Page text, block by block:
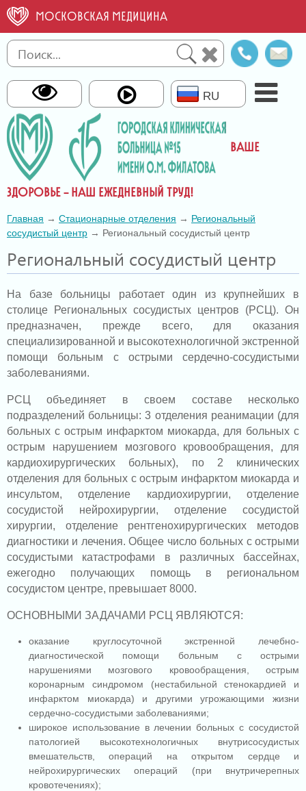
МОСКОВСКАЯ МЕДИЦИНА
RU
ВАШЕ
ЗДОРОВЬЕ – НАШ ЕЖЕДНЕВНЫЙ ТРУД!
Главная → Стационарные отделения → Региональный
сосудистый центр → Региональный сосудистый центр
Региональный сосудистый центр
На базе больницы работает один из крупнейших в
столице Региональных сосудистых центров (РСЦ). Он
предназначен, прежде всего, для оказания
специализированной и высокотехнологичной экстренной
помощи больным с острыми сердечно-сосудистыми
заболеваниями.
РСЦ объединяет в своем составе несколько
подразделений больницы: 3 отделения реанимации (для
больных с острым инфарктом миокарда, для больных с
острым нарушением мозгового кровообращения, для
кардиохирургических больных), по 2 клинических
отделения для больных с острым инфарктом миокарда и
инсультом, отделение кардиохирургии, отделение
сосудистой нейрохирургии, отделение сосудистой
хирургии, отделение рентгенохирургических методов
диагностики и лечения. Общее число больных с острыми
сосудистыми катастрофами в различных бассейнах,
ежегодно получающих помощь в региональном
сосудистом центре, превышает 8000.
ОСНОВНЫМИ ЗАДАЧАМИ РСЦ ЯВЛЯЮТСЯ:
оказание круглосуточной экстренной лечебно-
диагностической помощи больным с острыми
нарушениями мозгового кровообращения, острым
коронарным синдромом (нестабильной стенокардией и
инфарктом миокарда) и другими угрожающими жизни
сердечно-сосудистыми заболеваниями;
широкое использование в лечении больных с сосудистой
патологией высокотехнологичных внутрисосудистых
вмешательств, операций на открытом сердце и
нейрохирургических операций (при внутричерепных
кровотечениях);